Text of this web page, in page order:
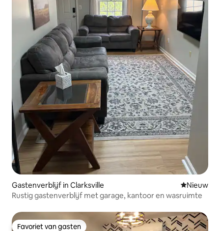
Gastenverblijf in Clarksville Nieuwe
Nieuw
Rustig gastenverblijf met garage, kantoor en wasruimte
Favoriet van gasten